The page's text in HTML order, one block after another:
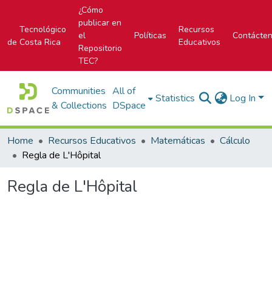
Tecnológico
de Costa Rica
¿Cómo
publicar en
el
Repositorio
TEC?
Políticas
Recursos
Educativos
Communities
& Collections
All of
DSpace
Statistics Log In
Home Recursos Educativos Matemáticas
Cálculo
Regla de L'Hôpital
Regla de L'Hôpital